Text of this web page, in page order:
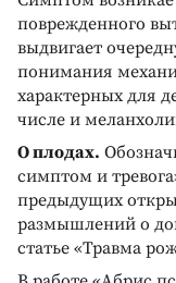
поврежденного
выдвигает
понимания
характерных для
числе и
О плодах.
симптом и
предыдущих
размышлений о
статье «Травма